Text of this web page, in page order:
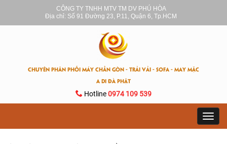
CÔNG TY TNHH MTV TM DV PHÚ HÒA
Địa chỉ: Số 91 Đường 23, P.11, Quận 6, Tp.HCM
CHUYÊN PHÂN PHỐI MÁY CHẦN GÒN - TRẢI VẢI - SOFA - MAY MẶC
A DI ĐÀ PHẬT
Hotline0974 109 539